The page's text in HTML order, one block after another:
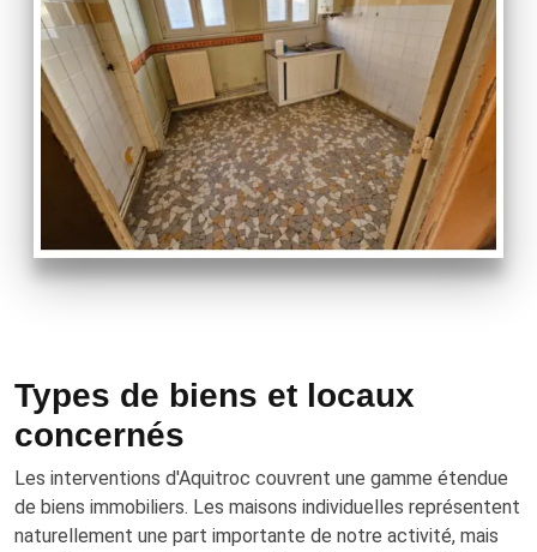
Types de biens et locaux
concernés
Les interventions d'Aquitroc couvrent une gamme étendue
de biens immobiliers. Les maisons individuelles représentent
naturellement une part importante de notre activité, mais